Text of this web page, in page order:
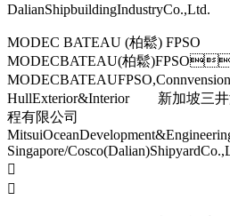
DalianShipbuildingIndustryCo.,Ltd.
MODEC BATEAU (柏鬆) FPSO
MODECBATEAU(柏鬆
HullExterior&Interior 新加坡三井
程有限公司
Singapore/

